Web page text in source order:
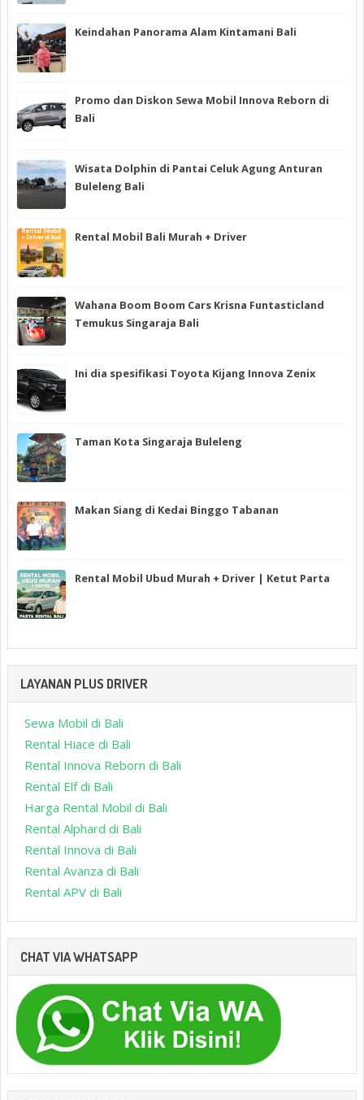
Keindahan Panorama Alam Kintamani Bali
Promo dan Diskon Sewa Mobil Innova Reborn di
Bali
Wisata Dolphin di Pantai Celuk Agung Anturan
Buleleng Bali
Rental Mobil Bali Murah + Driver
Wahana Boom Boom Cars Krisna Funtasticland
Temukus Singaraja Bali
Ini dia spesifikasi Toyota Kijang Innova Zenix
Taman Kota Singaraja Buleleng
Makan Siang di Kedai Binggo Tabanan
Rental Mobil Ubud Murah + Driver | Ketut Parta
LAYANAN PLUS DRIVER
Sewa Mobil di Bali
Rental Hiace di Bali
Rental Innova Reborn di Bali
Rental Elf di Bali
Harga Rental Mobil di Bali
Rental Alphard di Bali
Rental Innova di Bali
Rental Avanza di Bali
Rental APV di Bali
CHAT VIA WHATSAPP